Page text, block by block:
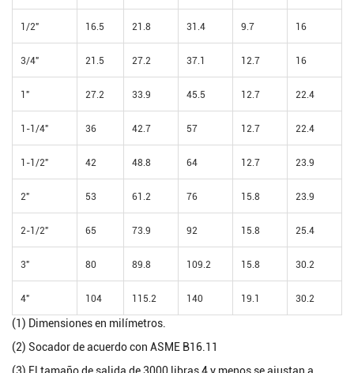
1/2" 16.5 21.8 31.4 9.7 16
3/4" 21.5 27.2 37.1 12.7 16
1" 27.2 33.9 45.5 12.7 22.4
1-1/4" 36 42.7 57 12.7 22.4
1-1/2" 42 48.8 64 12.7 23.9
2" 53 61.2 76 15.8 23.9
2-1/2" 65 73.9 92 15.8 25.4
3" 80 89.8 109.2 15.8 30.2
4" 104 115.2 140 19.1 30.2
(1) Dimensiones en milímetros.
(2) Socador de acuerdo con ASME B16.11